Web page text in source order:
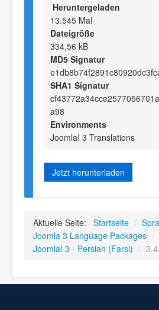
Heruntergeladen
13.545 Mal
Dateigröße
334,56 kB
MD5 Signatur
SHA1 Signatur
a98
Environments
Joomla! 3 Translations
Jetzt herunterladen
Aktuelle Seite: Startseite /
Joomla 3 Language Packages /
Joomla! 3 - Persian (Farsi) /